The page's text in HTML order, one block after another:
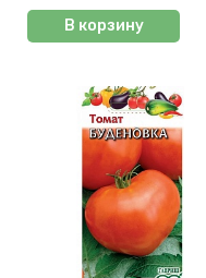
В корзину